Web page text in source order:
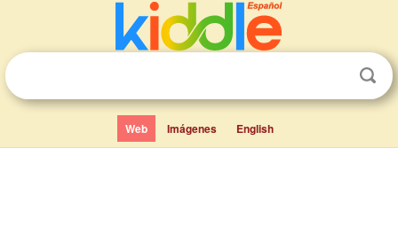
Web Imágenes English